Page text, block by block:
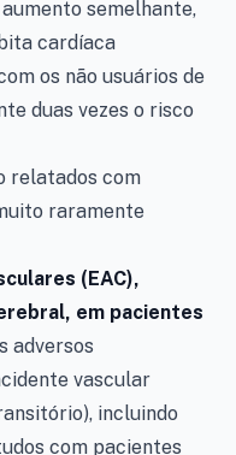
semelhante,
cardíaca
os não usuários de
duas vezes o risco
relatados com
raramente
(EAC),
em pacientes
adversos
vascular
incluindo
com pacientes